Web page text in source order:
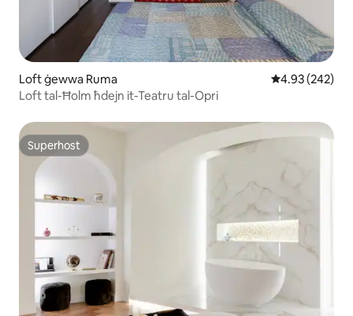
Loft ġewwa Ruma Rating medju
4.93 (242)
Loft tal-Ħolm ħdejn it-Teatru tal-Opri
Superhost
Superhost